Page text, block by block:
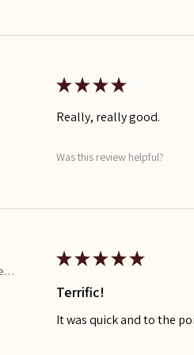
★★★★
Really, really good.
Was this review helpful?
Philadelphia, United States
★★★★★
Terrific!
It was quick and to the